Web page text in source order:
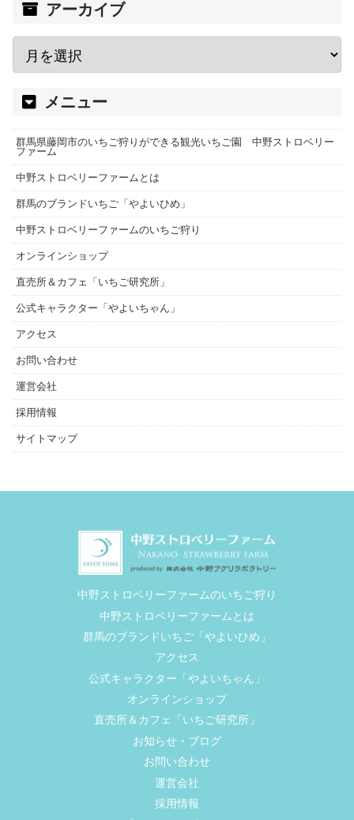
アーカイブ
メニュー
群馬県藤岡市のいちご狩りができる観光いちご園 中野ストロベリー
ファーム
中野ストロベリーファームとは
群馬のブランドいちご「やよいひめ」
中野ストロベリーファームのいちご狩り
オンラインショップ
直売所＆カフェ「いちご研究所」
公式キャラクター「やよいちゃん」
アクセス
お問い合わせ
運営会社
採用情報
サイトマップ
中野ストロベリーファームのいちご狩り
中野ストロベリーファームとは
群馬のブランドいちご「やよいひめ」
アクセス
公式キャラクター「やよいちゃん」
オンラインショップ
直売所＆カフェ「いちご研究所」
お知らせ・ブログ
お問い合わせ
運営会社
採用情報